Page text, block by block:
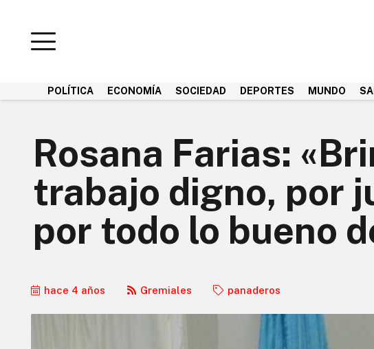
POLÍTICA ECONOMÍA SOCIEDAD DEPORTES MUNDO
Rosana Farias:
trabajo digno, por
por todo lo bueno
hace 4 años Gremiales panaderos